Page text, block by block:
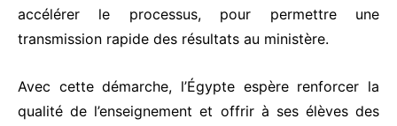
accélérer le processus, pour permettre une
transmission rapide des résultats au ministère.
Avec cette démarche, l’Égypte espère renforcer la
qualité de l’enseignement et offrir à ses élèves des